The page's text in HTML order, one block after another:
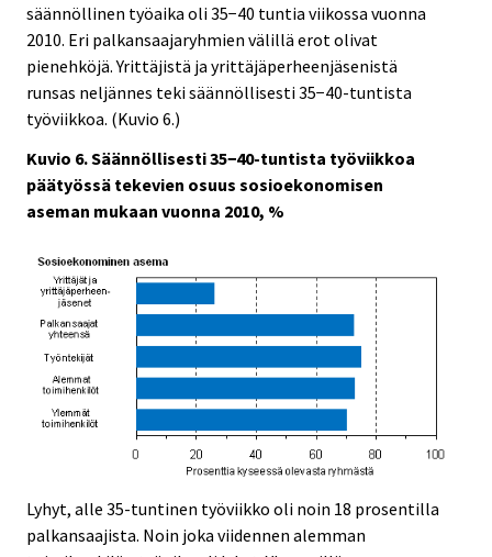
säännöllinen työaika oli 35−40 tuntia viikossa vuonna
2010. Eri palkansaajaryhmien välillä erot olivat
pienehköjä. Yrittäjistä ja yrittäjäperheenjäsenistä
runsas neljännes teki säännöllisesti 35−40-tuntista
työviikkoa. (Kuvio 6.)
Kuvio 6. Säännöllisesti 35−40-tuntista työviikkoa
päätyössä tekevien osuus sosioekonomisen
aseman mukaan vuonna 2010, %
Lyhyt, alle 35-tuntinen työviikko oli noin 18 prosentilla
palkansaajista. Noin joka viidennen alemman